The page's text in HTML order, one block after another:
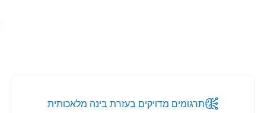
תרגומים מדויקים בעזרת בינה מלאכותית